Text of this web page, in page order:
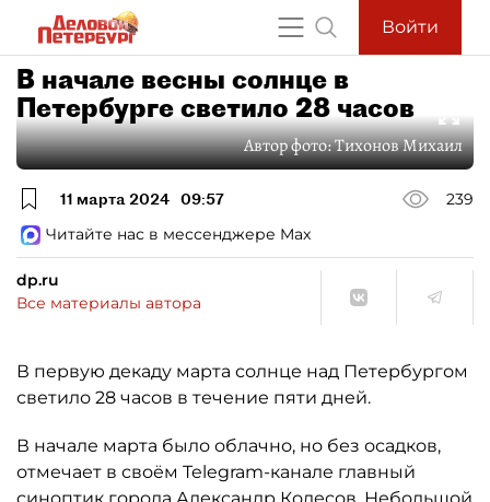
Войти
В начале весны солнце в
Петербурге светило 28 часов
Автор фото:Тихонов Михаил
11 марта 2024 09:57
239
Читайте нас в мессенджере Max
dp.ru
Все материалы автора
В первую декаду марта солнце над Петербургом
светило 28 часов в течение пяти дней.
В начале марта было облачно, но без осадков,
отмечает в своём Telegram-канале главный